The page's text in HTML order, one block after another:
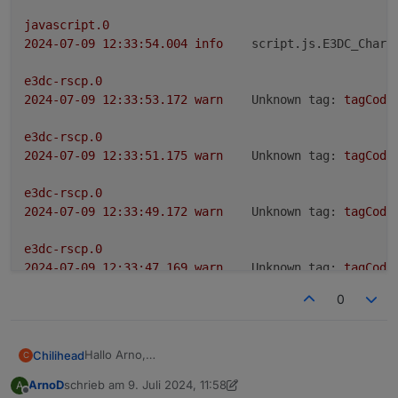
javascript.0
info
e3dc-rscp.0
warn Unknown tag:
e3dc-rscp.0
warn Unknown tag:
e3dc-rscp.0
warn Unknown tag:
e3dc-rscp.0
warn Unknown tag:
javascript.0
2024-07-09 12:33:45.004 warn
0
C ChiliheadHallo Arno,
nehme an das es von deinem Script kommt, sonst
A ArnoDschrieb am 9. Juli 2024, 11:58
zuletzt editiert von ArnoD 7. Sept. 2024, 14:04